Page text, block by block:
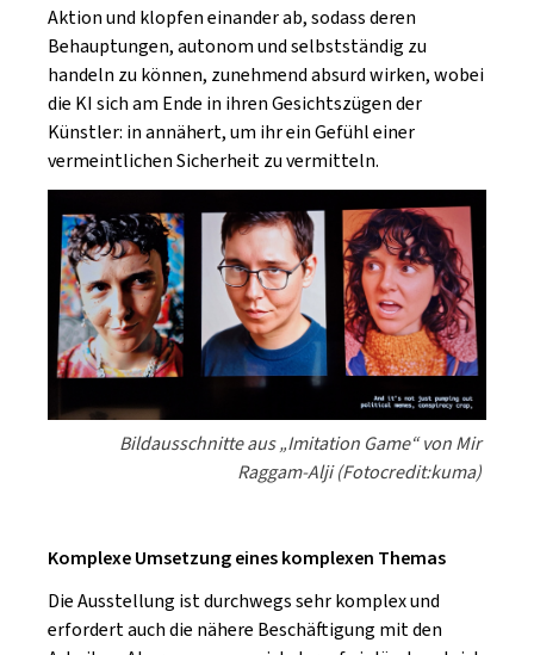
Aktion und klopfen einander ab, sodass deren
Behauptungen, autonom und selbstständig zu
handeln zu können, zunehmend absurd wirken, wobei
die KI sich am Ende in ihren Gesichtszügen der
Künstler: in annähert, um ihr ein Gefühl einer
vermeintlichen Sicherheit zu vermitteln.
Bildausschnitte aus „Imitation Game“ von Mir
Raggam-Alji (Fotocredit:kuma)
Komplexe Umsetzung eines komplexen Themas
Die Ausstellung ist durchwegs sehr komplex und
erfordert auch die nähere Beschäftigung mit den